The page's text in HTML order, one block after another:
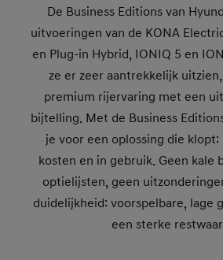
De Business Editions van
uitvoeringen van de KONA
en Plug-in Hybrid, IONIQ 5 en
ze er zeer aantrekkelijk
premium rijervaring met een
bijtelling. Met de Business
je voor een oplossing die
kosten en in gebruik. Geen kale
optielijsten, geen
duidelijkheid: voorspelbare, lage
een sterke